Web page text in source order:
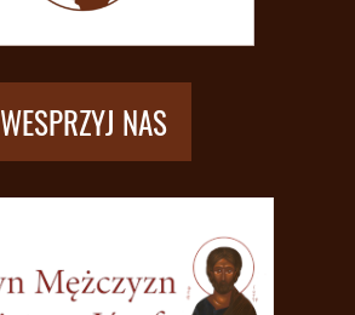
WESPRZYJ NAS